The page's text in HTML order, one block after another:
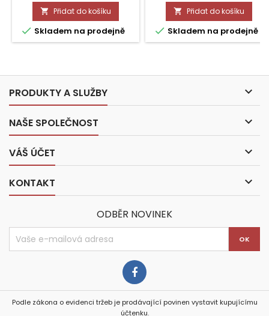
cena
 Přidat do košíku
 Skladem na prodejně
 Přidat do košíku
 Skladem na prodejně
PRODUKTY A SLUŽBY 
NAŠE SPOLEČNOST 
VÁŠ ÚČET 
KONTAKT 
ODBĚR NOVINEK
Podle zákona o evidenci tržeb je prodávající povinen vystavit kupujícímu
účtenku.